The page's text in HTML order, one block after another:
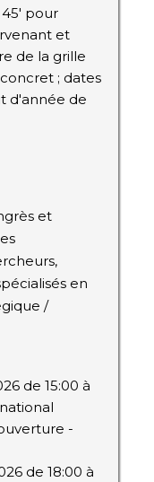
45' pour
et
de la grille
; dates
d'année de
et
en
/
de 15:00 à
-
de 18:00 à